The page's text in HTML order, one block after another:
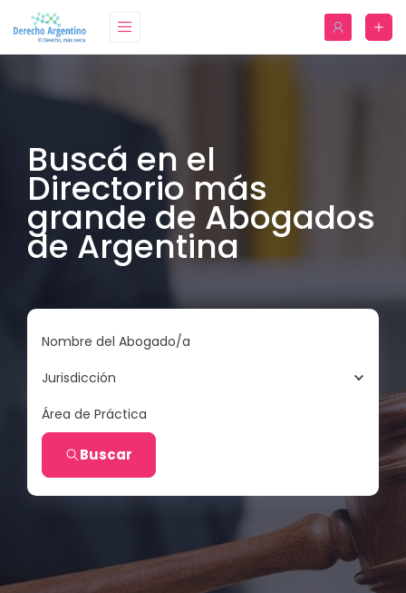
Buscá en el
Directorio más
grande de Abogados
de Argentina
Nombre del Abogado/a
Jurisdicción
Área de Práctica
Buscar